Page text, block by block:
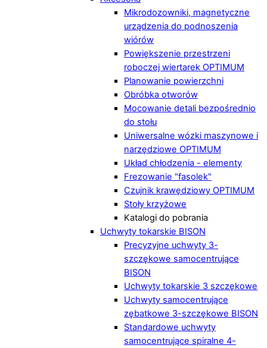
Mikrodozowniki, magnetyczne
urządzenia do podnoszenia
wiórów
Powiększenie przestrzeni
roboczej wiertarek OPTIMUM
Planowanie powierzchni
Obróbka otworów
Mocowanie detali bezpośrednio
do stołu
Uniwersalne wózki maszynowe i
narzędziowe OPTIMUM
Układ chłodzenia - elementy
Frezowanie "fasolek"
Czujnik krawędziowy OPTIMUM
Stoły krzyżowe
Katalogi do pobrania
Uchwyty tokarskie BISON
Precyzyjne uchwyty 3-
szczękowe samocentrujące
BISON
Uchwyty tokarskie 3 szczękowe
Uchwyty samocentrujące
zębatkowe 3-szczękowe BISON
Standardowe uchwyty
samocentrujące spiralne 4-